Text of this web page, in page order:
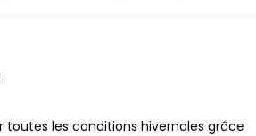
les conditions hivernales grâce